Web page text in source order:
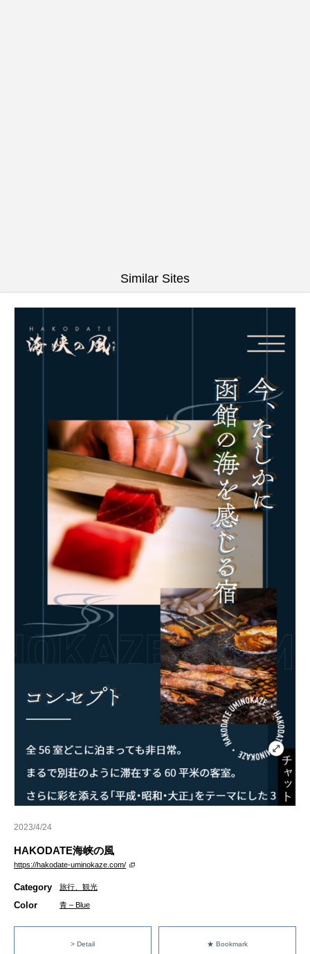
Similar Sites
2023/4/24
HAKODATE海峡の風
https://hakodate-uminokaze.com/
Category 旅行、観光
Color 青 – Blue
> Detail ★ Bookmark